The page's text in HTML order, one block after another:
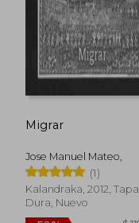
Rápido
Migrar
Jose Manuel Mateo,
(1)
Kalandraka, 2012, Tapa
Dura, Nuevo